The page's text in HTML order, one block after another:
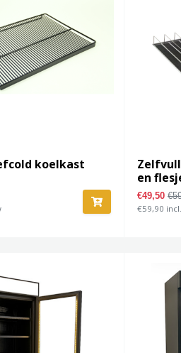
koelkast
en
€49,50
€59,90